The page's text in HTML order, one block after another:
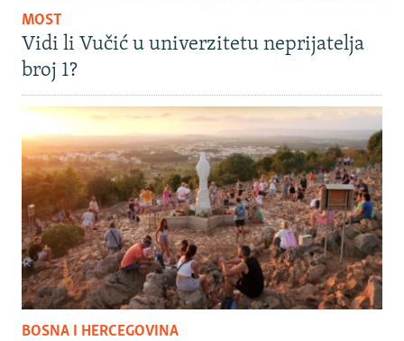
MOST
Vidi li Vučić u univerzitetu neprijatelja
broj 1?
BOSNA I HERCEGOVINA